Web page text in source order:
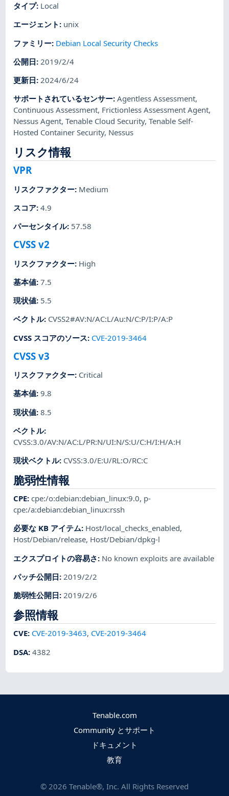
タイプ: Local
エージェント : unix
ファミリー: Debian Local Security Checks
公開日: 2019/2/4
更新日:2024/6/24
サポートされているセンサー:Agentless Assessment,
Continuous Assessment, Frictionless Assessment Agent,
Nessus Agent,Tenable Cloud Security,Tenable Self-
Hosted Container Security, Nessus
リスク情報
VPR
リスクファクター: Medium
スコア:4.9
パーセンタイル: 57.58
CVSS v2
リスクファクター: High
基本値:7.5
現状値: 5.5
ベクトル: CVSS2#AV:N/AC:L/Au:N/C:P/I:P/A:P
CVSS スコアのソース: CVE-2019-3464
CVSS v3
リスクファクター: Critical
基本値:9.8
現状値:8.5
ベクトル:
CVSS:3.0/AV:N/AC:L/PR:N/UI:N/S:U/C:H/I:H/A:H
現状ベクトル: CVSS:3.0/E:U/RL:O/RC:C
脆弱性情報
CPE:cpe:/o:debian:debian_linux:9.0, p-
cpe:/a:debian:debian_linux:rssh
必要な KB アイテム: Host/local_checks_enabled,
Host/Debian/release, Host/Debian/dpkg-l
エクスプロイトの容易さ: No known exploits are available
パッチ公開日:2019/2/2
脆弱性公開日:2019/2/6
参照情報
CVE: CVE-2019-3463, CVE-2019-3464
DSA:4382
Tenable.com
Community とサポート
ドキュメント
教育
© 2026 Tenable®, Inc. All Rights Reserved